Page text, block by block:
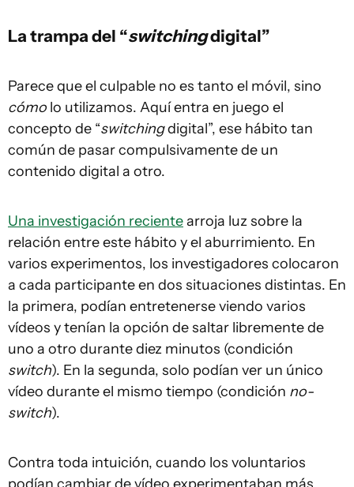
La trampa del “switchingdigital”
Parece que el culpable no es tanto el móvil, sino
cómo lo utilizamos. Aquí entra en juego el
concepto de “switchingdigital”, ese hábito tan
común de pasar compulsivamente de un
contenido digital a otro.
Una investigación recientearroja luz sobre la
relación entre este hábito y el aburrimiento. En
varios experimentos, los investigadores colocaron
a cada participante en dos situaciones distintas. En
la primera, podían entretenerse viendo varios
vídeos y tenían la opción de saltar libremente de
uno a otro durante diez minutos (condición
switch). En la segunda, solo podían ver un único
vídeo durante el mismo tiempo (condición no-
switch).
Contra toda intuición, cuando los voluntarios